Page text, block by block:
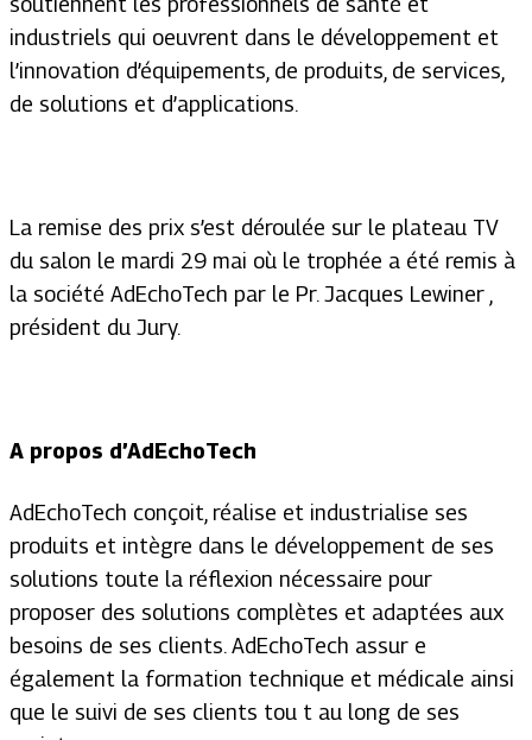
industriels qui oeuvrent dans le développement et
l’innovation d’équipements, de produits, de services,
de solutions et d’applications.
La remise des prix s’est déroulée sur le plateau TV
du salon le mardi 29 mai où le trophée a été remis à
la société AdEchoTech par le Pr. Jacques Lewiner ,
président du Jury.
A propos d’AdEchoTech
AdEchoTech conçoit, réalise et industrialise ses
produits et intègre dans le développement de ses
solutions toute la réflexion nécessaire pour
proposer des solutions complètes et adaptées aux
besoins de ses clients. AdEchoTech assur e
également la formation technique et médicale ainsi
que le suivi de ses clients tou t au long de ses